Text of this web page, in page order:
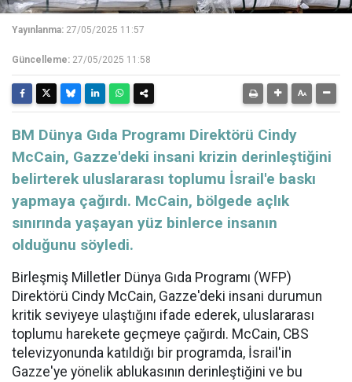
Yayınlanma: 27/05/2025 11:57
Güncelleme: 27/05/2025 11:58
BM Dünya Gıda Programı Direktörü Cindy
McCain, Gazze'deki insani krizin derinleştiğini
belirterek uluslararası toplumu İsrail'e baskı
yapmaya çağırdı. McCain, bölgede açlık
sınırında yaşayan yüz binlerce insanın
olduğunu söyledi.
Birleşmiş Milletler Dünya Gıda Programı (WFP)
Direktörü Cindy McCain, Gazze'deki insani durumun
kritik seviyeye ulaştığını ifade ederek, uluslararası
toplumu harekete geçmeye çağırdı. McCain, CBS
televizyonunda katıldığı bir programda, İsrail'in
Gazze'ye yönelik ablukasının derinleştiğini ve bu